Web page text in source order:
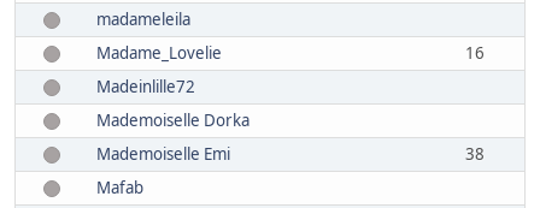
madameleila
Madame_Lovelie
16
Madeinlille72
Mademoiselle Dorka
Mademoiselle Emi
38
Mafab